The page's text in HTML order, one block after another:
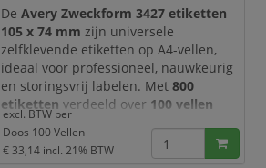
Dankzij het langwerpige f
DeAvery Zweckform 3427 etiketten
105 x 74 mm zijn universele
zelfklevende etiketten op A4-vellen,
ideaal voor professioneel, nauwkeurig
en storingsvrij labelen. Met800
etiketten verdeeld over 100 vellen
beschikt u over een praktische
voorraad voor dagelijks gebruik op
kantoor, in het magazijn, bij
excl. BTW per
Doos 100 Vellen
€ 33,14 incl. 21% BTW